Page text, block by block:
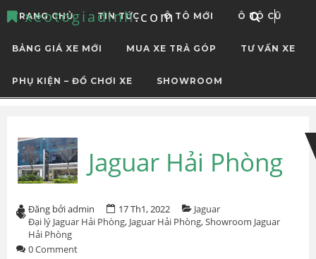
TRANG CHỦ TIN TỨC Ô TÔ MỚI Ô TÔ CŨ
BẢNG GIÁ XE MỚI MUA XE TRẢ GÓP TƯ VẤN XE
PHỤ KIỆN – ĐỒ CHƠI XE SHOWROOM
xeotogiadinh.com
Jaguar Hải Phòng
Đăng bởi admin 17 Th1, 2022
Jaguar
Đại lý Jaguar Hải Phòng, Jaguar Hải Phòng,Showroom Jaguar
Hải Phòng
0 Comment